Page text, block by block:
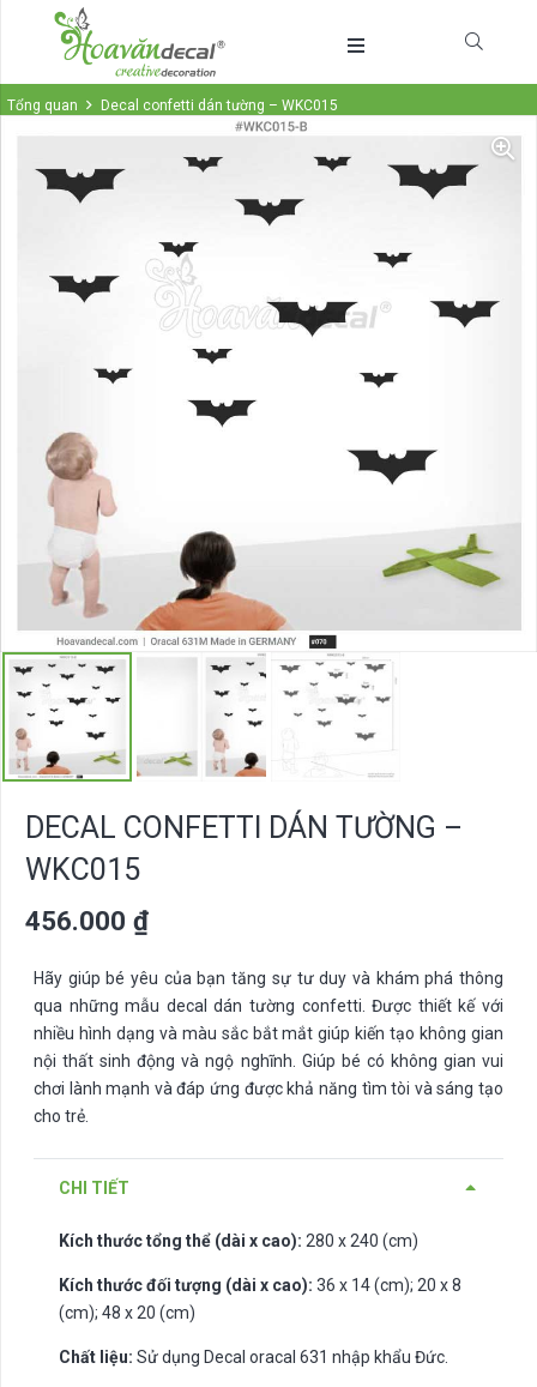
Tổng quan Decal confetti dán tường – WKC015
DECAL CONFETTI DÁN TƯỜNG –
WKC015
456.000 ₫
Hãy giúp bé yêu của bạn tăng sự tư duy và khám phá thông
qua những mẫu decal dán tường confetti. Được thiết kế với
nhiều hình dạng và màu sắc bắt mắt giúp kiến tạo không gian
nội thất sinh động và ngộ nghĩnh. Giúp bé có không gian vui
chơi lành mạnh và đáp ứng được khả năng tìm tòi và sáng tạo
cho trẻ.
CHI TIẾT
Kích thước tổng thể (dài x cao): 280 x 240 (cm)
Kích thước đối tượng (dài x cao): 36 x 14 (cm); 20 x 8
(cm); 48 x 20 (cm)
Chất liệu: Sử dụng Decal oracal 631 nhập khẩu Đức.